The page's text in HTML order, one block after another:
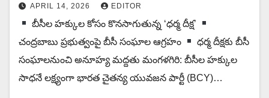
APRIL 14, 2026 EDITOR
బీసీల హక్కుల కోసం కొన‌సాగుతున్న‌ ‘ధర్మ దీక్ష’
చంద్రబాబు ప్రభుత్వంపై బీసీ సంఘాల ఆగ్రహం
ధర్మ దీక్షకు బీసీ
సంఘాలనుంచి అనూహ్య మద్దతు మంగళగిరి: బీసీల హక్కుల
సాధనే లక్ష్యంగా భారత చైతన్య యువజన పార్టీ (BCY)…